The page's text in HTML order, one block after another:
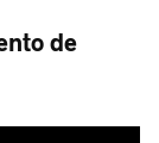
de